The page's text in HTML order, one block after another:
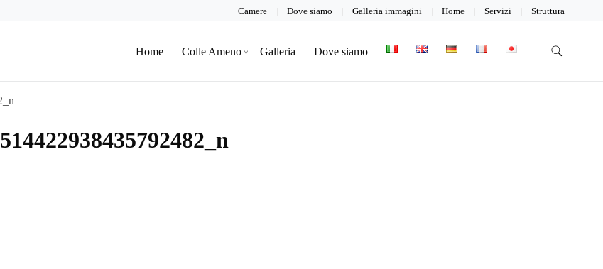
Camere Dove siamo Galleria immagini Home Servizi Struttura
Home Colle Ameno Galleria Dove siamo